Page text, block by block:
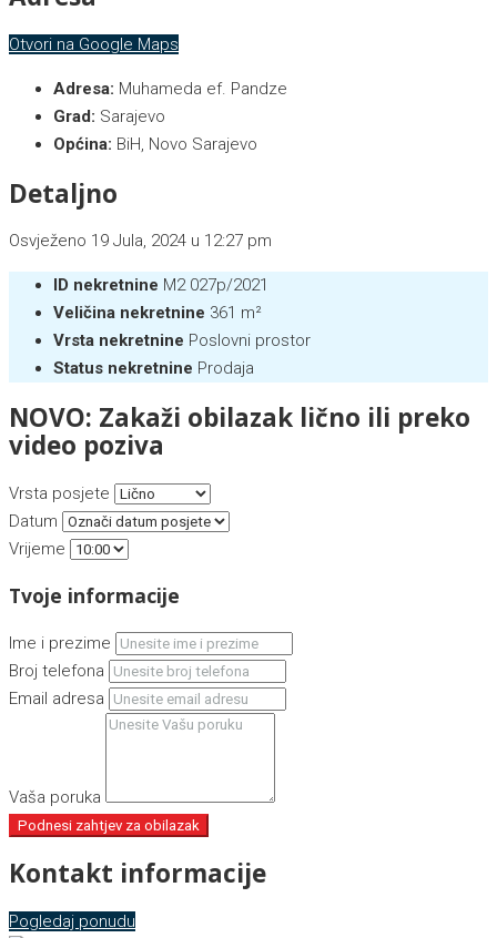
Otvori na Google Maps
Adresa: Muhameda ef. Pandze
Grad: Sarajevo
Općina: BiH, Novo Sarajevo
Detaljno
Osvježeno 19 Jula, 2024 u 12:27 pm
ID nekretnine M2 027p/2021
Veličina nekretnine 361 m²
Vrsta nekretnine Poslovni prostor
Status nekretnine Prodaja
NOVO: Zakaži obilazak lično ili preko
video poziva
Vrsta posjete
Datum
Vrijeme
Tvoje informacije
Ime i prezime
Broj telefona
Email adresa
Vaša poruka
Podnesi zahtjev za obilazak
Kontakt informacije
Pogledaj ponudu